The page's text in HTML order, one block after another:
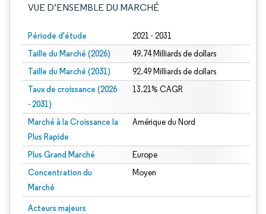
VUE D’ENSEMBLE DU MARCHÉ
Période d'étude 2021 - 2031
Taille du Marché (2026) 49.74 Milliards de dollars
Taille du Marché (2031) 92.49 Milliards de dollars
Taux de croissance (2026
- 2031)
13.21% CAGR
Marché à la Croissance la
Plus Rapide
Amérique du Nord
Plus Grand Marché Europe
Concentration du
Marché
Moyen
Acteurs majeurs
Image © Mordor Intelligence. La réutilisation nécessite une attribution sous CC